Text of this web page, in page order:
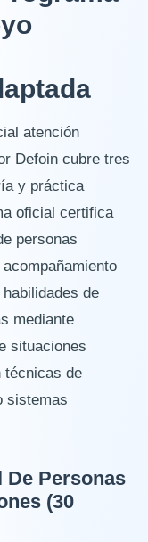
atención
Defoin cubre tres
y práctica
oficial certifica
personas
de
mediante
situaciones
técnicas de
sistemas
De Personas
(30